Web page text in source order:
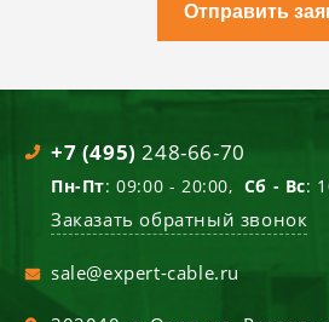
Отправить
+7 (495) 248-66-70
Пн-Пт: 09:00 - 20:00, Сб - Вс:
Заказать обратный звонок
sale@expert-cable.ru